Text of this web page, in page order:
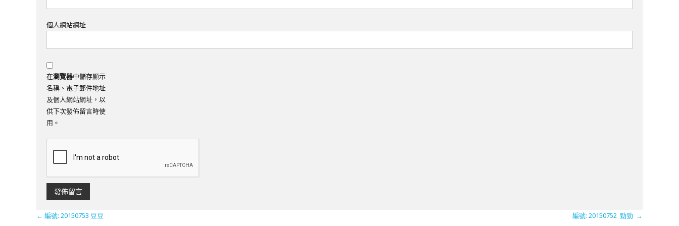
個人網站網址
在瀏覽器中儲存顯示
名稱、電子郵件地址
及個人網站網址，以
供下次發佈留言時使
用。
← 編號: 20150753 豆豆 編號: 20150752 ​ 勁勁 ​ →